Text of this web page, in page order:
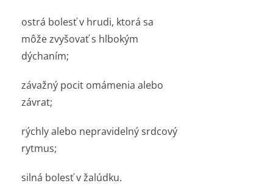
ostrá bolesť v hrudi, ktorá sa
môže zvyšovať s hlbokým
dýchaním;
závažný pocit omámenia alebo
závrat;
rýchly alebo nepravidelný srdcový
rytmus;
silná bolesť v žalúdku.